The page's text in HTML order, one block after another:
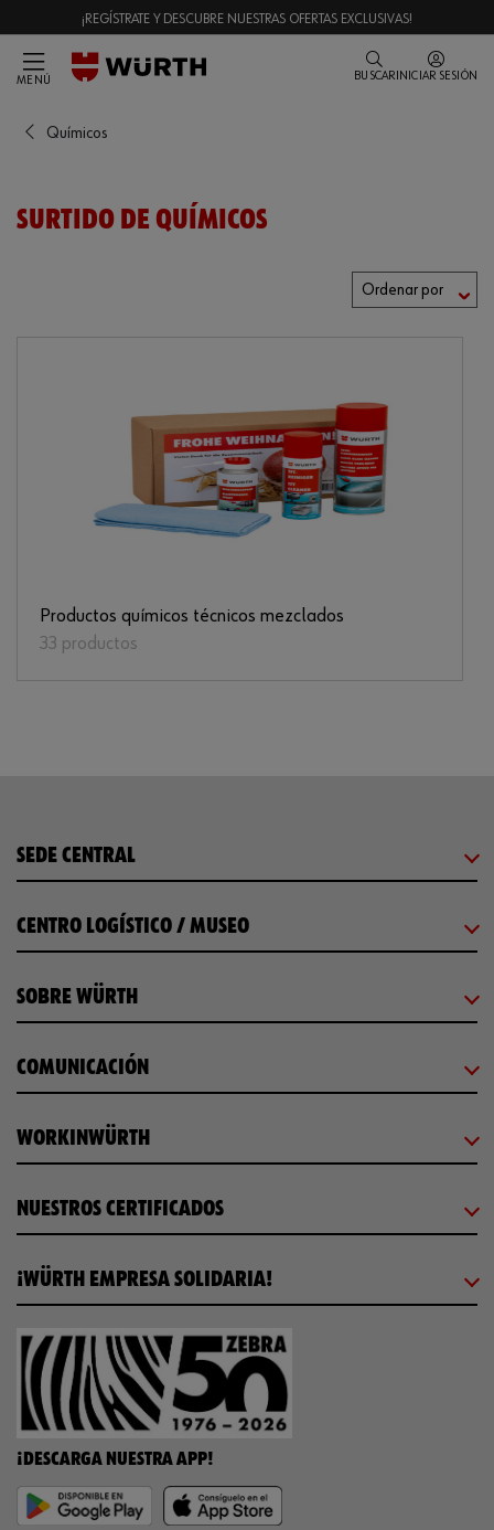
¡REGÍSTRATE Y DESCUBRE NUESTRAS OFERTAS EXCLUSIVAS!
MENÚ BUSCAR INICIAR SESIÓN
Químicos
SURTIDO DE QUÍMICOS
Productos químicos técnicos mezclados
33 productos
SEDE CENTRAL
CENTRO LOGÍSTICO / MUSEO
SOBRE WÜRTH
COMUNICACIÓN
WORKINWÜRTH
NUESTROS CERTIFICADOS
¡WÜRTH EMPRESA SOLIDARIA!
¡DESCARGA NUESTRA APP!